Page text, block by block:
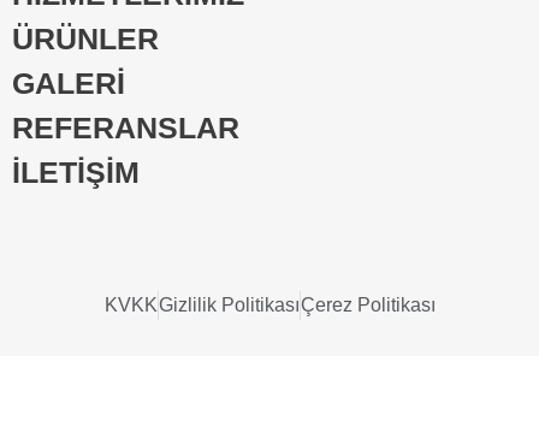
ÜRÜNLER
GALERİ
REFERANSLAR
İLETİŞİM
KVKKGizlilik PolitikasıÇerez Politikası